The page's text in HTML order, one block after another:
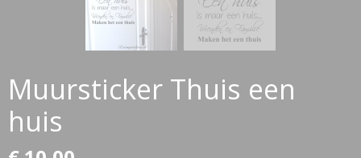
Muursticker Thuis een
huis